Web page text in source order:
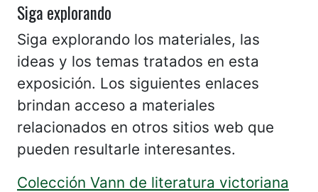
Siga explorando
Siga explorando los materiales, las
ideas y los temas tratados en esta
exposición. Los siguientes enlaces
brindan acceso a materiales
relacionados en otros sitios web que
pueden resultarle interesantes.
Colección Vann de literatura victoriana